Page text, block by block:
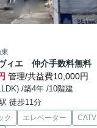
ィエ 仲介手数料無料
管理/共益費10,000円
/築4年 /10階建
徒歩11分
ク エレベーター CATV